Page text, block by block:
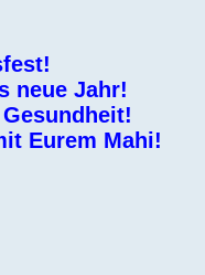
neue Jahr!
Eurem Mahi!